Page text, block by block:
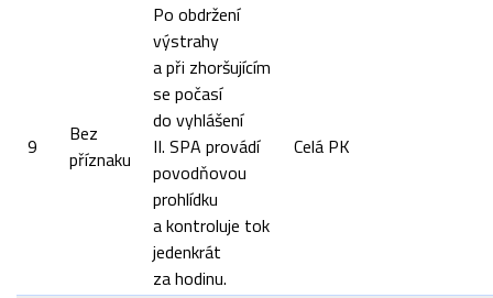
9
Bez
příznaku
Po obdržení
výstrahy
a při zhoršujícím
se počasí
do vyhlášení
II. SPA provádí
povodňovou
prohlídku
a kontroluje tok
jedenkrát
za hodinu.
Celá PK